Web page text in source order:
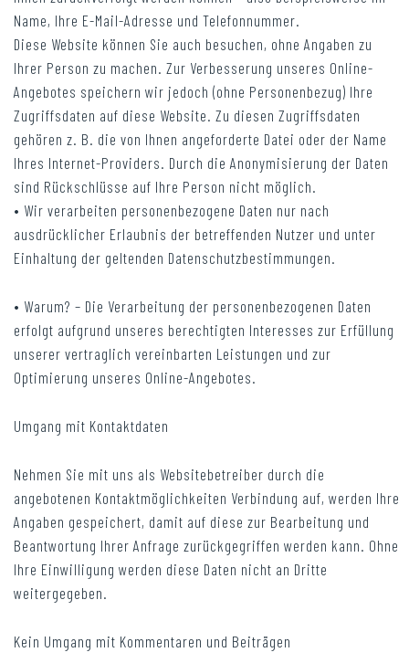
Name, Ihre E-Mail-Adresse und Telefonnummer.
Diese Website können Sie auch besuchen, ohne Angaben zu
Ihrer Person zu machen. Zur Verbesserung unseres Online-
Angebotes speichern wir jedoch (ohne Personenbezug) Ihre
Zugriffsdaten auf diese Website. Zu diesen Zugriffsdaten
gehören z. B. die von Ihnen angeforderte Datei oder der Name
Ihres Internet-Providers. Durch die Anonymisierung der Daten
sind Rückschlüsse auf Ihre Person nicht möglich.
• Wir verarbeiten personenbezogene Daten nur nach
ausdrücklicher Erlaubnis der betreffenden Nutzer und unter
Einhaltung der geltenden Datenschutzbestimmungen.
• Warum? – Die Verarbeitung der personenbezogenen Daten
erfolgt aufgrund unseres berechtigten Interesses zur Erfüllung
unserer vertraglich vereinbarten Leistungen und zur
Optimierung unseres Online-Angebotes.
Umgang mit Kontaktdaten
Nehmen Sie mit uns als Websitebetreiber durch die
angebotenen Kontaktmöglichkeiten Verbindung auf, werden Ihre
Angaben gespeichert, damit auf diese zur Bearbeitung und
Beantwortung Ihrer Anfrage zurückgegriffen werden kann. Ohne
Ihre Einwilligung werden diese Daten nicht an Dritte
weitergegeben.
Kein Umgang mit Kommentaren und Beiträgen